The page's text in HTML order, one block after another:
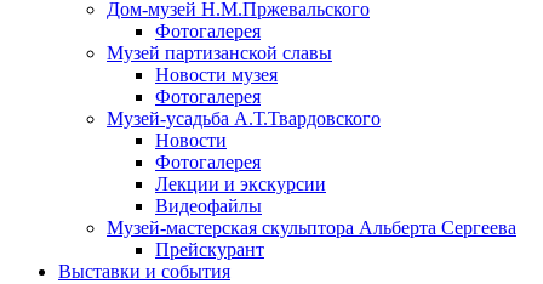
Дом-музей Н.М.Пржевальского
Фотогалерея
Музей партизанской славы
Новости музея
Фотогалерея
Музей-усадьба А.Т.Твардовского
Новости
Фотогалерея
Лекции и экскурсии
Видеофайлы
Музей-мастерская скульптора Альберта Сергеева
Прейскурант
Выставки и события